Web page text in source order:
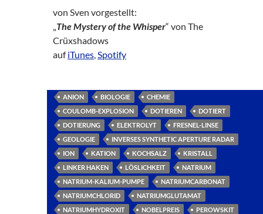
von Sven vorgestellt:
„The Mystery of the Whisper“ von The
Crüxshadows
aufiTunes,Spotify
ANION BIOLOGIE
CHEMIE
COULOMB-EXPLOSION
DOTIEREN
DOTIERT
DOTIERUNG
ELEKTROLYT
FRESNEL-LINSE
GEOLOGIE
INVERSES SYNTHETIC APERTURE RADAR
ION
KATION KOCHSALZ
KRISTALL
LINKER HAKEN
LÖSLICHKEIT
NATRIUM
NATRIUM-KALIUM-PUMPE
NATRIUMCARBONAT
NATRIUMCHLORID
NATRIUMGLUTAMAT
NATRIUMHYDROXIT
NOBELPREIS
PEROWSKIT